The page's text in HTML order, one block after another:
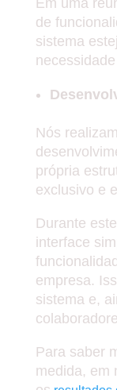
Em uma
de
sistema
Nós
própria
exclusivo e
Durante
interface
empresa.
sistema e,
Para saber
medida, em